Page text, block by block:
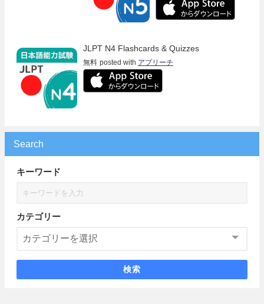
JLPT N4 Flashcards & Quizzes
無料 posted with アプリーチ
Search
キーワード
カテゴリー
検索